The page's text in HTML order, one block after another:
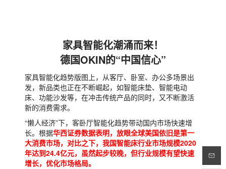
家具智能化潮涌而来！
德国OKIN的“中国信心”
家具智能化趋势版图上，从客厅、卧室、办公多场景出
发，新品类也正在不断崛起，如智能床垫、智能电动
床、功能沙发等，在冲击传统产品的同时，又不断激活
新的消费需求。
“懒人经济”下，客卧厅智能化趋势带动国内市场快速增
长。根据华西证券数据表明，放眼全球美国依旧是第一
大消费市场，对比之下，我国智能床行业市场规模2020
年达到24.4亿元，虽然起步较晚，但行业规模有望快速
增长，优化市场格局。